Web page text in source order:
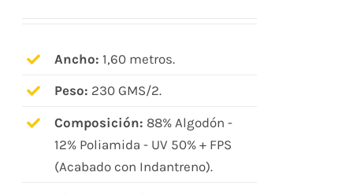
pueden
la
página
de
Ancho: 1,60 metros.
Peso: 230 GMS/2.
Composición: 88% Algodón -
12% Poliamida - UV 50% + FPS
(Acabado con Indantreno).